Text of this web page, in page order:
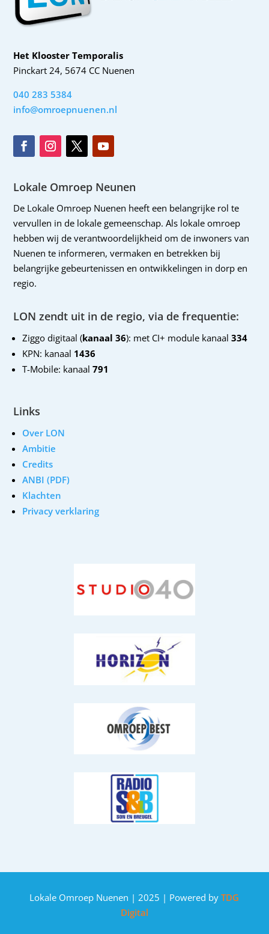
Het Klooster Temporalis
Pinckart 24, 5674 CC Nuenen
040 283 5384
info@omroepnuenen.nl
Lokale Omroep Neunen
De Lokale Omroep Nuenen heeft een belangrijke rol te
vervullen in de lokale gemeenschap. Als lokale omroep
hebben wij de verantwoordelijkheid om de inwoners van
Nuenen te informeren, vermaken en betrekken bij
belangrijke gebeurtenissen en ontwikkelingen in dorp en
regio.
LON zendt uit in de regio, via de frequentie:
Ziggo digitaal (kanaal 36): met CI+ module kanaal 334
KPN: kanaal 1436
T-Mobile: kanaal791
Links
Over LON
Ambitie
Credits
ANBI (PDF)
Klachten
Privacy verklaring
Lokale Omroep Nuenen | 2025 | Powered by TDG
Digital